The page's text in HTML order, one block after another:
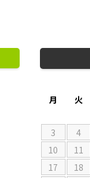
月
火
3
4
10
11
17
18